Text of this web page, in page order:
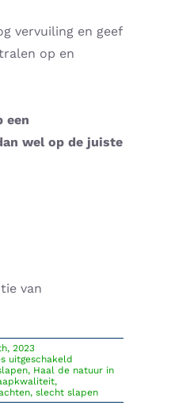
vervuiling en geef
op en
een
wel op de juiste
van
2023
uitgeschakeld
Slaapproblemen?
nachten?
Lees
, Haal de natuur in
,
, slecht slapen